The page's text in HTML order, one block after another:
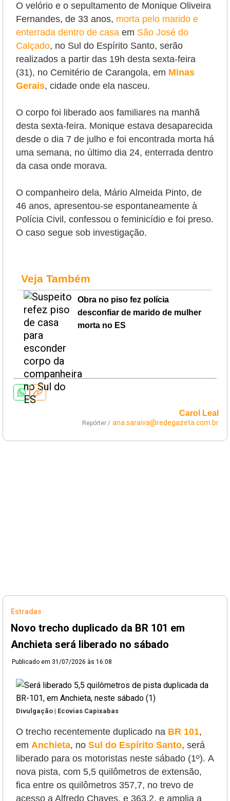
O velório e o sepultamento de Monique Oliveira
Fernandes, de 33 anos, morta pelo marido e
enterrada dentro de casa em São José do
Calçado, no Sul do Espírito Santo, serão
realizados a partir das 19h desta sexta-feira
(31), no Cemitério de Carangola, em Minas
Gerais, cidade onde ela nasceu.
O corpo foi liberado aos familiares na manhã
desta sexta-feira. Monique estava desaparecida
desde o dia 7 de julho e foi encontrada morta há
uma semana, no último dia 24, enterrada dentro
da casa onde morava.
O companheiro dela, Mário Almeida Pinto, de
46 anos, apresentou-se espontaneamente à
Polícia Civil, confessou o feminicídio e foi preso.
O caso segue sob investigação.
Veja Também
Obra no piso fez polícia
desconfiar de marido de mulher
morta no ES
Carol Leal
Repórter / ana.saraiva@redegazeta.com.br
Estradas
Novo trecho duplicado da BR 101 em
Anchieta será liberado no sábado
Publicado em 31/07/2026 às 16:08
Divulgação | Ecovias Capixabas
O trecho recentemente duplicado na BR 101,
em Anchieta, no Sul do Espírito Santo, será
liberado para os motoristas neste sábado (1º). A
nova pista, com 5,5 quilômetros de extensão,
fica entre os quilômetros 357,7, no trevo de
acesso a Alfredo Chaves, e 363,2, e amplia a